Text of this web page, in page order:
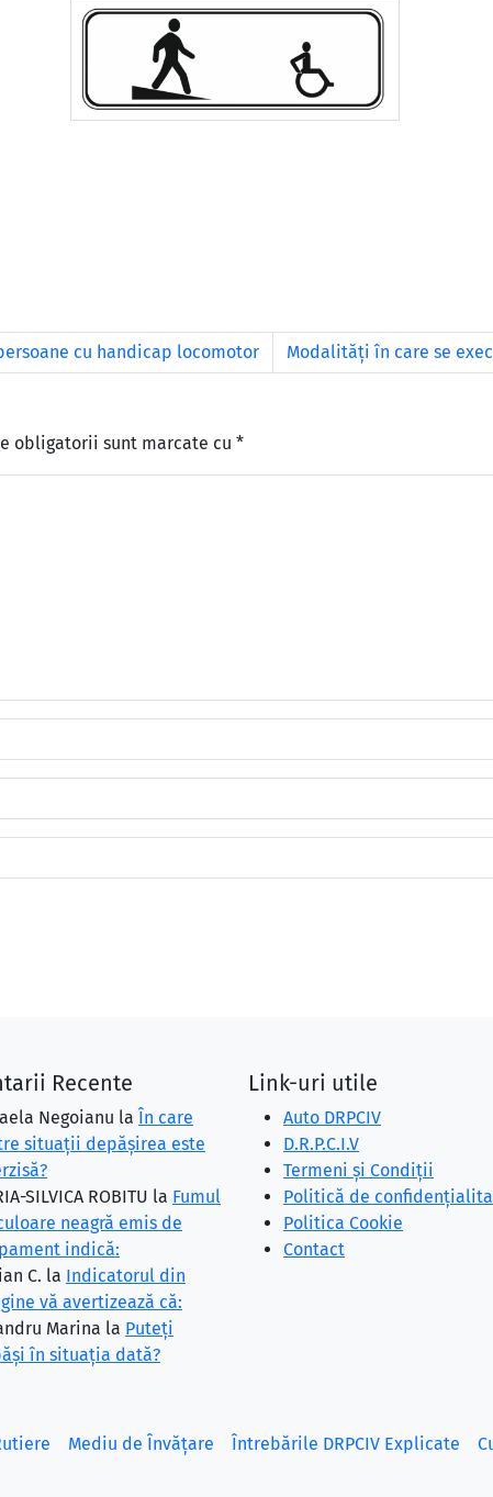
cu handicap locomotor Modalități în care se
obligatorii sunt marcate cu *
Recente
Negoianu la În care
situaţii depăşirea este
SILVICA ROBITU la Fumul
neagră emis de
indică:
C. la Indicatorul din
vă avertizează că:
Marina la Puteţi
în situaţia dată?
Link-uri utile
Auto DRPCIV
D.R.P.C.I.V
Termeni și Condiții
Politică de
Politica Cookie
Contact
Mediu de Învățare Întrebările DRPCIV Explicate